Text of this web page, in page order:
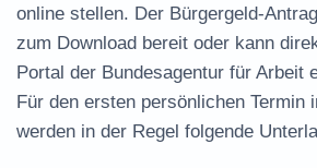
online stellen. Der Bürgergeld-
zum Download bereit oder kann
Portal der Bundesagentur für Arbeit
Für den ersten persönlichen Termin
werden in der Regel folgende